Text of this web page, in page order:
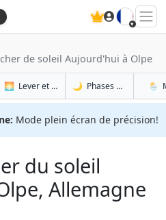
🇫🇷
de soleil Aujourd'hui à Olpe
à Olpe
🌅 Lever et coucher du soleil demain à
🌙 Phases de la Lune à
🌦️
Mode plein écran de précision!
du soleil
Allemagne